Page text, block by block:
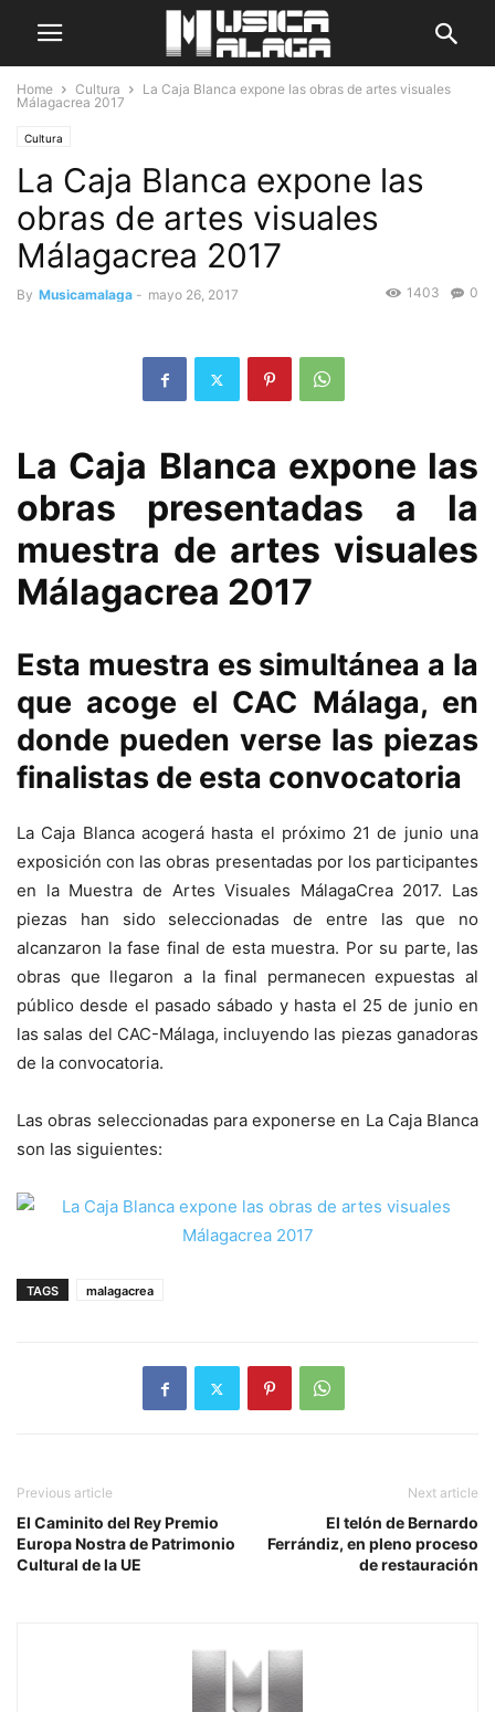
Home Cultura
La Caja Blanca expone las obras de artes visuales
Málagacrea 2017
Cultura
La Caja Blanca expone las
obras de artes visuales
Málagacrea 2017
By Musicamalaga - mayo 26, 2017 0
1403
La Caja Blanca expone las
obras presentadas a la
muestra de artes visuales
Málagacrea 2017
Esta muestra es simultánea a la
que acoge el CAC Málaga, en
donde pueden verse las piezas
finalistas de esta convocatoria
La Caja Blanca acogerá hasta el próximo 21 de junio una
exposición con las obras presentadas por los participantes
en la Muestra de Artes Visuales MálagaCrea 2017. Las
piezas han sido seleccionadas de entre las que no
alcanzaron la fase final de esta muestra. Por su parte, las
obras que llegaron a la final permanecen expuestas al
público desde el pasado sábado y hasta el 25 de junio en
las salas del CAC-Málaga, incluyendo las piezas ganadoras
de la convocatoria.
Las obras seleccionadas para exponerse en La Caja Blanca
son las siguientes:
TAGS malagacrea
Previous article
El Caminito del Rey Premio
Europa Nostra de Patrimonio
Cultural de la UE
Next article
El telón de Bernardo
Ferrándiz, en pleno proceso
de restauración